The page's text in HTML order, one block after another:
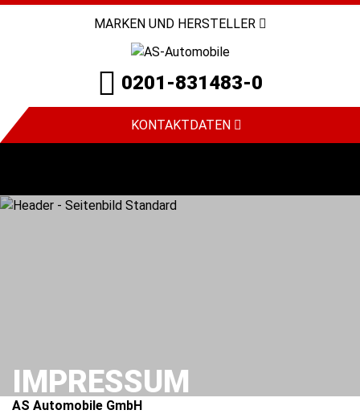
MARKEN UND HERSTELLER
0201-831483-0
KONTAKTDATEN
IMPRESSUM
AS Automobile GmbH